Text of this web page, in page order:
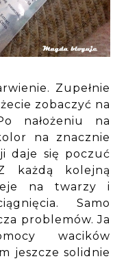
Zupełnie
zobaczyć na
nałożeniu na
na znacznie
daje się poczuć
każdą kolejną
na twarzy i
Samo
problemów. Ja
wacików
jeszcze solidnie